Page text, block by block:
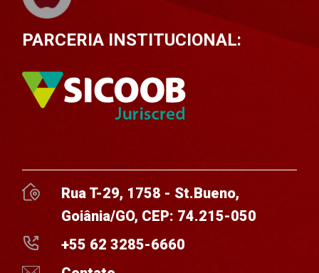
PARCERIA INSTITUCIONAL:
Rua T-29, 1758 - St.Bueno,
Goiânia/GO, CEP: 74.215-050
+55 62 3285-6660